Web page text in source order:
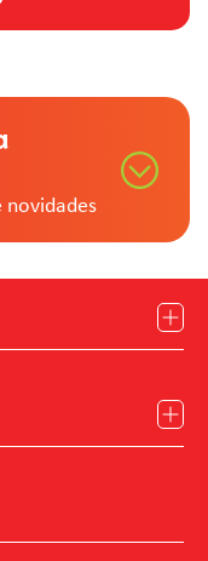
novidades